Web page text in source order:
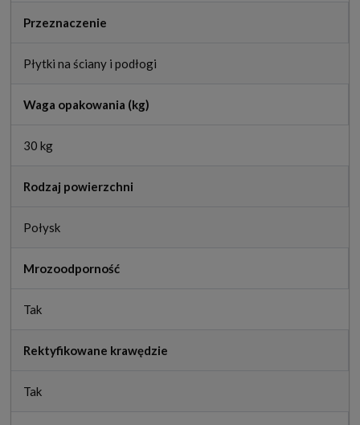
Przeznaczenie
Płytki na ściany i podłogi
Waga opakowania (kg)
30 kg
Rodzaj powierzchni
Połysk
Mrozoodporność
Tak
Rektyfikowane krawędzie
Tak